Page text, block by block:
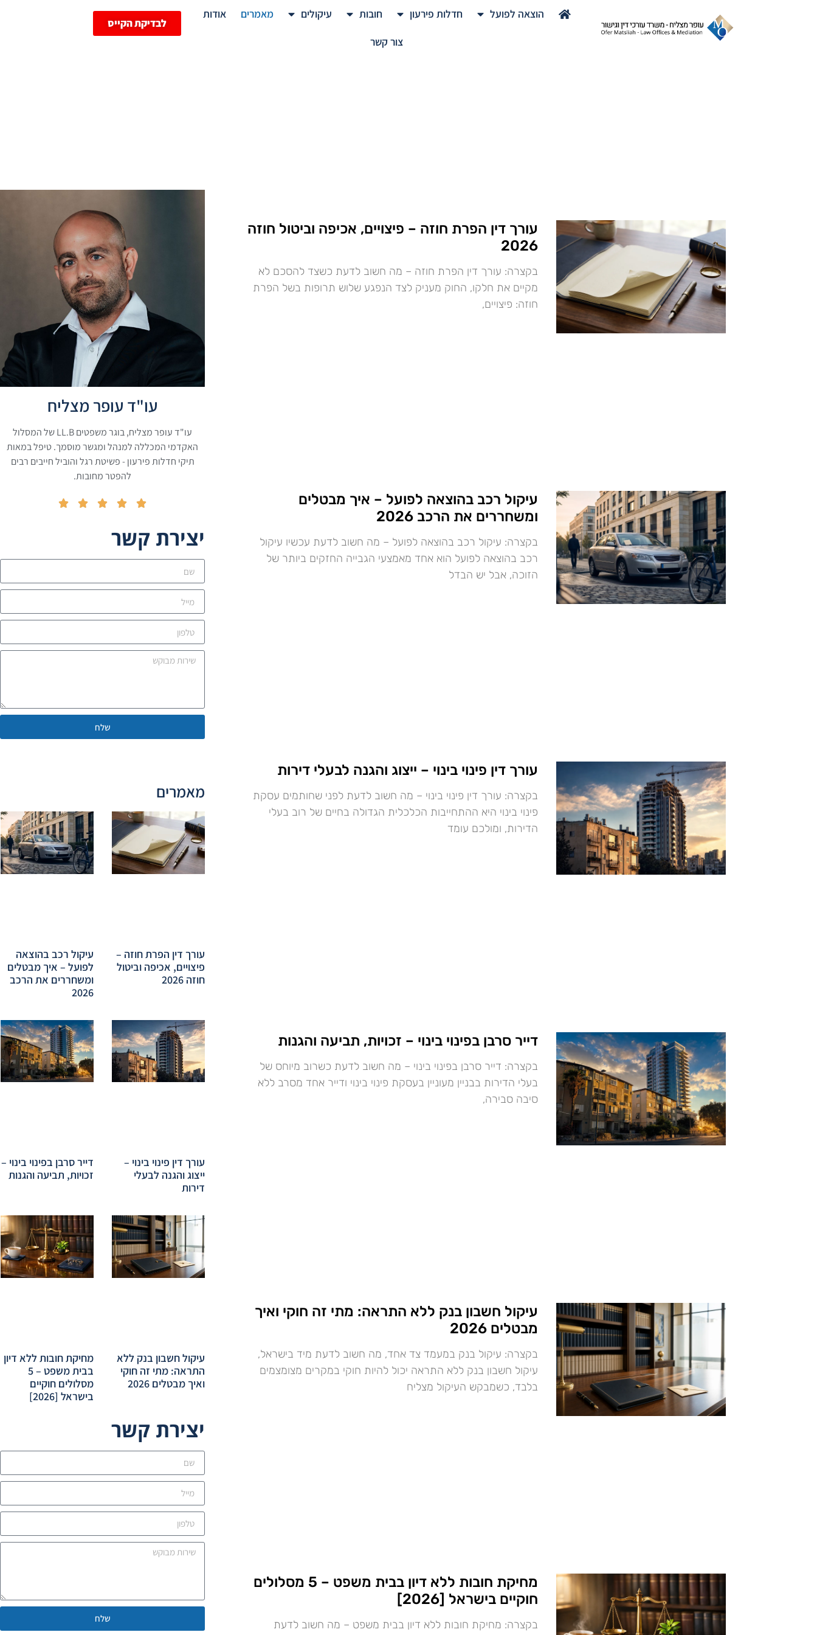
הוצאה לפועל חדלות פירעון חובות עיקולים מאמרים
אודות
צור קשר
לבדיקת הקייס
עורך דין הפרת חוזה – פיצויים, אכיפה וביטול חוזה
2026
בקצרה: עורך דין הפרת חוזה – מה חשוב לדעת כשצד להסכם לא
מקיים את חלקו, החוק מעניק לצד הנפגע שלוש תרופות בשל הפרת
חוזה: פיצויים,
עיקול רכב בהוצאה לפועל – איך מבטלים
ומשחררים את הרכב 2026
בקצרה: עיקול רכב בהוצאה לפועל – מה חשוב לדעת עכשיו עיקול
רכב בהוצאה לפועל הוא אחד מאמצעי הגבייה החזקים ביותר של
הזוכה, אבל יש הבדל
עורך דין פינוי בינוי – ייצוג והגנה לבעלי דירות
בקצרה: עורך דין פינוי בינוי – מה חשוב לדעת לפני שחותמים עסקת
פינוי בינוי היא ההתחייבות הכלכלית הגדולה בחיים של רוב בעלי
הדירות, ומולכם עומד
דייר סרבן בפינוי בינוי – זכויות, תביעה והגנות
בקצרה: דייר סרבן בפינוי בינוי – מה חשוב לדעת כשרוב מיוחס של
בעלי הדירות בבניין מעוניין בעסקת פינוי בינוי ודייר אחד מסרב ללא
סיבה סבירה,
עיקול חשבון בנק ללא התראה: מתי זה חוקי ואיך
מבטלים 2026
בקצרה: עיקול בנק במעמד צד אחד, מה חשוב לדעת מיד בישראל,
עיקול חשבון בנק ללא התראה יכול להיות חוקי במקרים מצומצמים
בלבד, כשמבקש העיקול מצליח
מחיקת חובות ללא דיון בבית משפט – 5 מסלולים
חוקיים בישראל [2026]
בקצרה: מחיקת חובות ללא דיון בבית משפט – מה חשוב לדעת
עו"ד עופר מצליח
עו"ד עופר מצליח, בוגר משפטים LL.B של המסלול
האקדמי המכללה למנהל ומגשר מוסמך. טיפל במאות
תיקי חדלות פירעון - פשיטת רגל והוביל חייבים רבים
להפטר מחובות.





יצירת קשר
שלח
מאמרים
עורך דין הפרת חוזה –
פיצויים, אכיפה וביטול
חוזה 2026
עיקול רכב בהוצאה
לפועל – איך מבטלים
ומשחררים את הרכב
2026
עורך דין פינוי בינוי –
ייצוג והגנה לבעלי
דירות
דייר סרבן בפינוי בינוי –
זכויות, תביעה והגנות
עיקול חשבון בנק ללא
התראה: מתי זה חוקי
ואיך מבטלים 2026
מחיקת חובות ללא דיון
בבית משפט – 5
מסלולים חוקיים
בישראל [2026]
יצירת קשר
שלח